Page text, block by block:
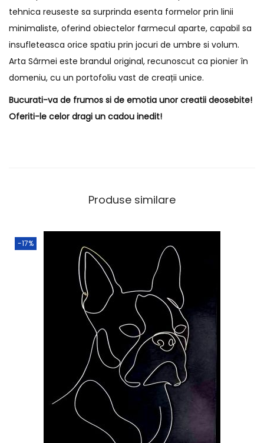
tehnica reuseste sa surprinda esenta formelor prin linii
minimaliste, oferind obiectelor farmecul aparte, capabil sa
insufleteasca orice spatiu prin jocuri de umbre si volum.
Arta Sârmei este brandul original, recunoscut ca pionier în
domeniu, cu un portofoliu vast de creații unice.
Bucurati-va de frumos si de emotia unor creatii deosebite!
Oferiti-le celor dragi un cadou inedit!
Produse similare
-17%